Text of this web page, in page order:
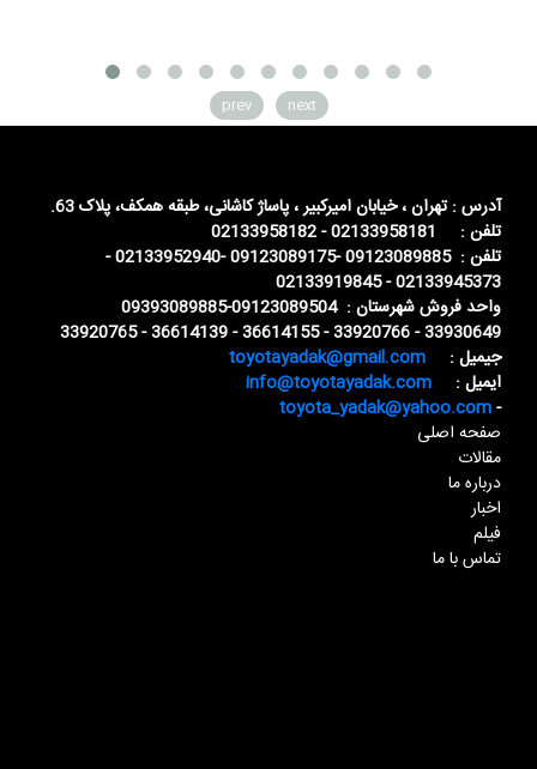
prev next
آدرس : تهران ، خیابان امیرکبیر ، پاساژ کاشانی، طبقه همکف، پلاک 63.
تلفن : 02133958181 - 02133958182
تلفن : 09123089885 -09123089175 -02133952940 -
02133945373 - 02133919845
واحد فروش شهرستان : 09123089504-09393089885
33930649 - 33920766 - 36614155 - 36614139 - 33920765
جیمیل : toyotayadak@gmail.com
ایمیل : info@toyotayadak.com
-
toyota_yadak@yahoo.com
صفحه اصلی
مقالات
درباره ما
اخبار
فیلم
تماس با ما